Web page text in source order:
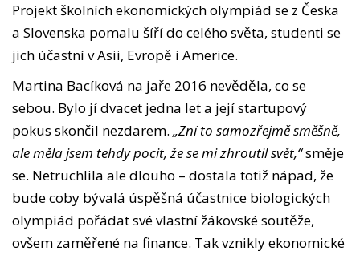
Projekt školních ekonomických olympiád se z Česka
a Slovenska pomalu šíří do celého světa, studenti se
jich účastní v Asii, Evropě i Americe.
Martina Bacíková na jaře 2016 nevěděla, co se
sebou. Bylo jí dvacet jedna let a její startupový
pokus skončil nezdarem. „Zní to samozřejmě směšně,
ale měla jsem tehdy pocit, že se mi zhroutil svět,“směje
se. Netruchlila ale dlouho – dostala totiž nápad, že
bude coby bývalá úspěšná účastnice biologických
olympiád pořádat své vlastní žákovské soutěže,
ovšem zaměřené na finance. Tak vznikly ekonomické